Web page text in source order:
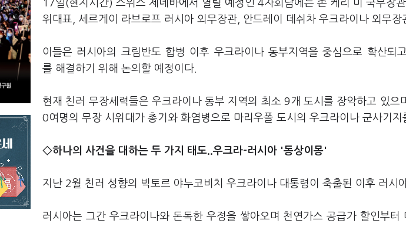
17일(현지시간) 스위스 제네바에서 열릴 예정인 4자회담에는 존 케리 미 국무장
위대표, 세르게이 라브로프 러시아 외무장관, 안드레이 데쉬차 우크라이나 외무장
이들은 러시아의 크림반도 합병 이후 우크라이나 동부지역을 중심으로 확산되
를 해결하기 위해 논의할 예정이다.
현재 친러 무장세력들은 우크라이나 동부 지역의 최소 9개 도시를 장악하고 있
0여명의 무장 시위대가 총기와 화염병으로 마리우폴 도시의 우크라이나 군사기지
◇하나의 사건을 대하는 두 가지 태도..우크라-러시아 '동상이몽'
지난 2월 친러 성향의 빅토르 야누코비치 우크라이나 대통령이 축출된 이후 러시
러시아는 그간 우크라이나와 돈독한 우정을 쌓아오며 천연가스 공급가 할인부터